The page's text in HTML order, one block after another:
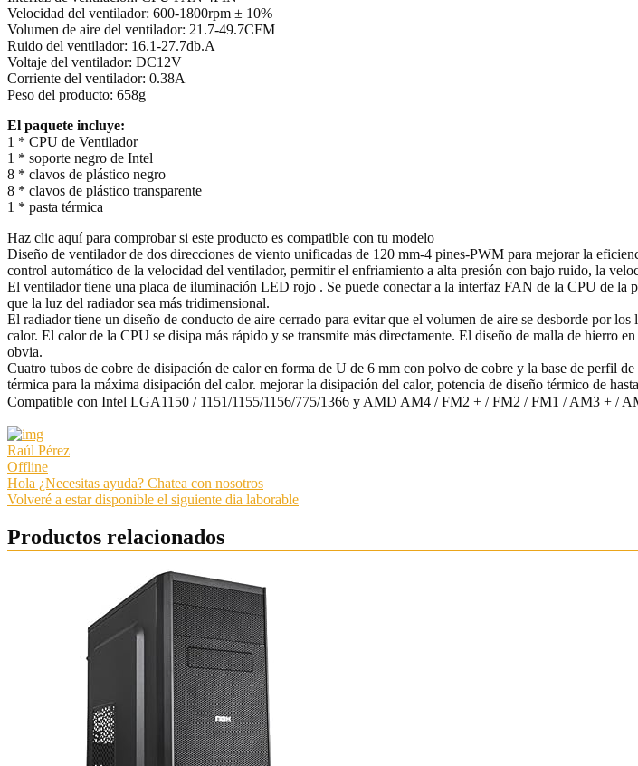
Velocidad del ventilador: 600-1800rpm ± 10%
Volumen de aire del ventilador: 21.7-49.7CFM
Ruido del ventilador: 16.1-27.7db.A
Voltaje del ventilador: DC12V
Corriente del ventilador: 0.38A
Peso del producto: 658g
El paquete incluye:
1 * CPU de Ventilador
1 * soporte negro de Intel
8 * clavos de plástico negro
8 * clavos de plástico transparente
1 * pasta térmica
Haz clic aquí para comprobar si este producto es compatible con tu modelo
Diseño de ventilador de dos direcciones de viento unificadas de 120 mm-4 pines-PWM para mejorar la
control automático de la velocidad del ventilador, permitir el enfriamiento a alta presión con bajo ruido, la
El ventilador tiene una placa de iluminación LED rojo . Se puede conectar a la interfaz FAN de la CPU de
que la luz del radiador sea más tridimensional.
El radiador tiene un diseño de conducto de aire cerrado para evitar que el volumen de aire se desborde por
calor. El calor de la CPU se disipa más rápido y se transmite más directamente. El diseño de malla de hierro
obvia.
Cuatro tubos de cobre de disipación de calor en forma de U de 6 mm con polvo de cobre y la base de perfil
térmica para la máxima disipación del calor. mejorar la disipación del calor, potencia de diseño térmico de
Compatible con Intel LGA1150 / 1151/1155/1156/775/1366 y AMD AM4 / FM2 + / FM2 / FM1 / AM3 + /
Raúl Pérez
Offline
Hola ¿Necesitas ayuda? Chatea con nosotros
Volveré a estar disponible el siguiente dia laborable
Productos relacionados